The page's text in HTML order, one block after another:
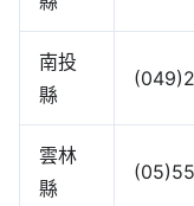
南投
縣
雲林
縣